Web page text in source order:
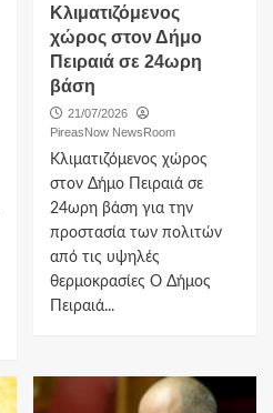
Κλιματιζόμενος
χώρος στον Δήμο
Πειραιά σε 24ωρη
βάση
21/07/2026
PireasNow NewsRoom
Κλιματιζόμενος χώρος
στον Δήμο Πειραιά σε
24ωρη βάση για την
προστασία των πολιτών
από τις υψηλές
θερμοκρασίες Ο Δήμος
Πειραιά...